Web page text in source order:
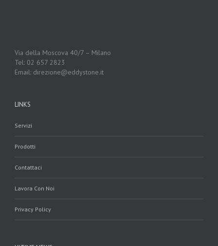
Via della Moscova 40/7 – Milano
Tel: 02 657 2823
Email: direzione@eddystone.it
LINKS
Servizi
Prodotti
Contattaci
Lavora Con Noi
Privacy Policy